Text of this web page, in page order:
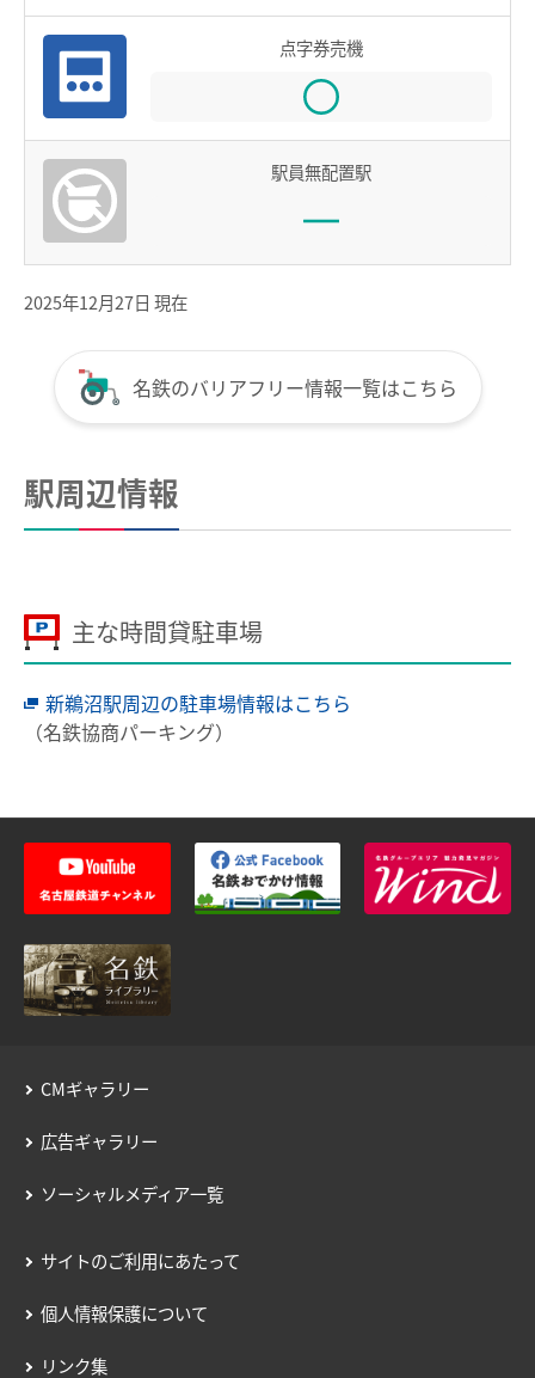
点字券売機
駅員無配置駅
2025年12月27日 現在
名鉄のバリアフリー情報一覧はこちら
駅周辺情報
主な時間貸駐車場
新鵜沼駅周辺の駐車場情報はこちら
（名鉄協商パーキング）
CMギャラリー
広告ギャラリー
ソーシャルメディア一覧
サイトのご利用にあたって
個人情報保護について
リンク集